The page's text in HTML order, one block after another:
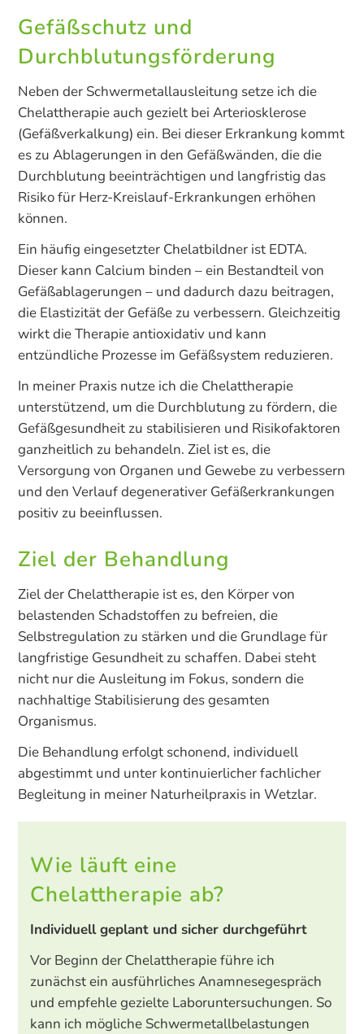
Gefäßschutz und
Durchblutungsförderung
Neben der Schwermetallausleitung setze ich die
Chelattherapie auch gezielt bei Arteriosklerose
(Gefäßverkalkung) ein. Bei dieser Erkrankung kommt
es zu Ablagerungen in den Gefäßwänden, die die
Durchblutung beeinträchtigen und langfristig das
Risiko für Herz-Kreislauf-Erkrankungen erhöhen
können.
Ein häufig eingesetzter Chelatbildner ist EDTA.
Dieser kann Calcium binden – ein Bestandteil von
Gefäßablagerungen – und dadurch dazu beitragen,
die Elastizität der Gefäße zu verbessern. Gleichzeitig
wirkt die Therapie antioxidativ und kann
entzündliche Prozesse im Gefäßsystem reduzieren.
In meiner Praxis nutze ich die Chelattherapie
unterstützend, um die Durchblutung zu fördern, die
Gefäßgesundheit zu stabilisieren und Risikofaktoren
ganzheitlich zu behandeln. Ziel ist es, die
Versorgung von Organen und Gewebe zu verbessern
und den Verlauf degenerativer Gefäßerkrankungen
positiv zu beeinflussen.
Ziel der Behandlung
Ziel der Chelattherapie ist es, den Körper von
belastenden Schadstoffen zu befreien, die
Selbstregulation zu stärken und die Grundlage für
langfristige Gesundheit zu schaffen. Dabei steht
nicht nur die Ausleitung im Fokus, sondern die
nachhaltige Stabilisierung des gesamten
Organismus.
Die Behandlung erfolgt schonend, individuell
abgestimmt und unter kontinuierlicher fachlicher
Begleitung in meiner Naturheilpraxis in Wetzlar.
Wie läuft eine
Chelattherapie ab?
Individuell geplant und sicher durchgeführt
Vor Beginn der Chelattherapie führe ich
zunächst ein ausführliches Anamnesegespräch
und empfehle gezielte Laboruntersuchungen. So
kann ich mögliche Schwermetallbelastungen